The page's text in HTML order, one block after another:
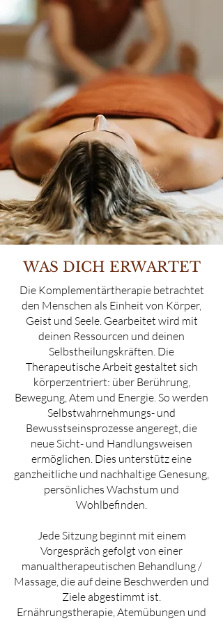
WAS DICH ERWARTET
Die Komplementärtherapie betrachtet
den Menschen als Einheit von Körper,
Geist und Seele. Gearbeitet wird mit
deinen Ressourcen und deinen
Selbstheilungskräften. Die
Therapeutische Arbeit gestaltet sich
körperzentriert: über Berührung,
Bewegung, Atem und Energie. So werden
Selbstwahrnehmungs- und
Bewusstseinsprozesse angeregt, die
neue Sicht- und Handlungsweisen
ermöglichen. Dies unterstütz eine
ganzheitliche und nachhaltige Genesung,
persönliches Wachstum und
Wohlbefinden.
Jede Sitzung beginnt mit einem
Vorgespräch gefolgt von einer
manualtherapeutischen Behandlung /
Massage, die auf deine Beschwerden und
Ziele abgestimmt ist.
Ernährungstherapie, Atemübungen und